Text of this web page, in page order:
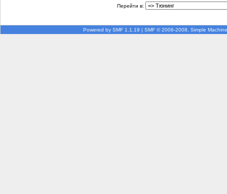
Перейти в:
Powered by SMF 1.1.19 | SMF © 2006-2008, Simple